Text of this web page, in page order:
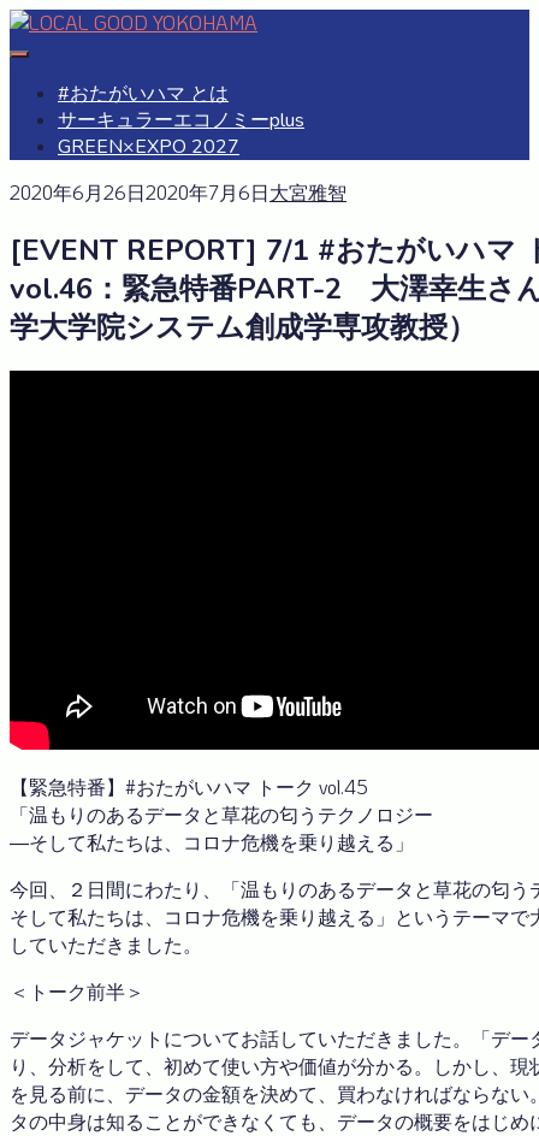
Skip
to
#おたがいハマ とは
サーキュラーエコノミーplus
GREEN×EXPO 2027
2020年6月26日2020年7月6日大宮雅智
[EVENT REPORT] 7/1 #おたがいハマ
vol.46：緊急特番PART-2 大澤幸生さ
学大学院システム創成学専攻教授）
【緊急特番】#おたがいハマ トーク vol.45
「温もりのあるデータと草花の匂うテクノロジー
―そして私たちは、コロナ危機を乗り越える」
今回、２日間にわたり、「温もりのあるデータと草花の匂
そして私たちは、コロナ危機を乗り越える」というテーマで
していただきました。
＜トーク前半＞
データジャケットについてお話していただきました。「デー
り、分析をして、初めて使い方や価値が分かる。しかし、現
を見る前に、データの金額を決めて、買わなければならない
タの中身は知ることができなくても、データの概要をはじめ